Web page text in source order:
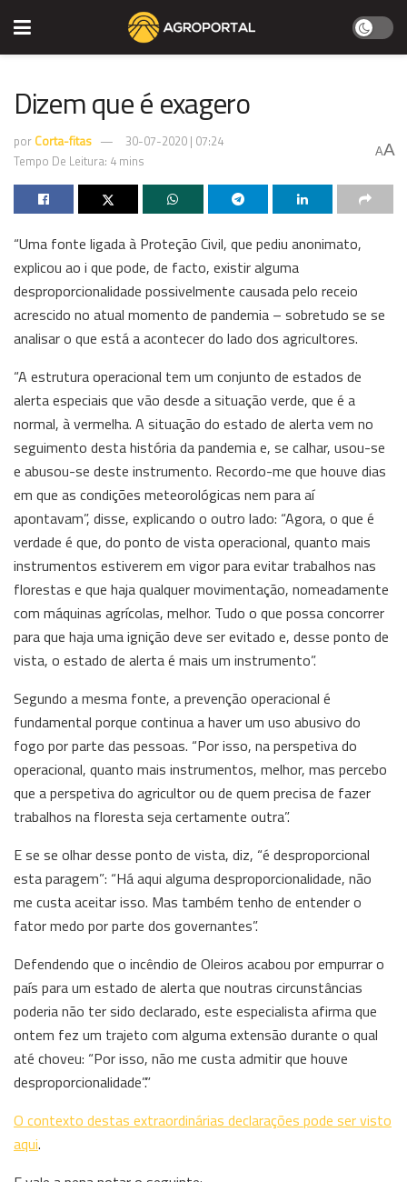
Dizem que é exagero
por Corta-fitas
30-07-2020 | 07:24
Tempo De Leitura: 4 mins
AA
“Uma fonte ligada à Proteção Civil, que pediu anonimato,
explicou ao i que pode, de facto, existir alguma
desproporcionalidade possivelmente causada pelo receio
acrescido no atual momento de pandemia – sobretudo se se
analisar o que está a acontecer do lado dos agricultores.
“A estrutura operacional tem um conjunto de estados de
alerta especiais que vão desde a situação verde, que é a
normal, à vermelha. A situação do estado de alerta vem no
seguimento desta história da pandemia e, se calhar, usou-se
e abusou-se deste instrumento. Recordo-me que houve dias
em que as condições meteorológicas nem para aí
apontavam”, disse, explicando o outro lado: “Agora, o que é
verdade é que, do ponto de vista operacional, quanto mais
instrumentos estiverem em vigor para evitar trabalhos nas
florestas e que haja qualquer movimentação, nomeadamente
com máquinas agrícolas, melhor. Tudo o que possa concorrer
para que haja uma ignição deve ser evitado e, desse ponto de
vista, o estado de alerta é mais um instrumento”.
Segundo a mesma fonte, a prevenção operacional é
fundamental porque continua a haver um uso abusivo do
fogo por parte das pessoas. “Por isso, na perspetiva do
operacional, quanto mais instrumentos, melhor, mas percebo
que a perspetiva do agricultor ou de quem precisa de fazer
trabalhos na floresta seja certamente outra”.
E se se olhar desse ponto de vista, diz, “é desproporcional
esta paragem”: “Há aqui alguma desproporcionalidade, não
me custa aceitar isso. Mas também tenho de entender o
fator medo por parte dos governantes”.
Defendendo que o incêndio de Oleiros acabou por empurrar o
país para um estado de alerta que noutras circunstâncias
poderia não ter sido declarado, este especialista afirma que
ontem fez um trajeto com alguma extensão durante o qual
até choveu: “Por isso, não me custa admitir que houve
desproporcionalidade”.”
O contexto destas extraordinárias declarações pode ser visto
aqui.